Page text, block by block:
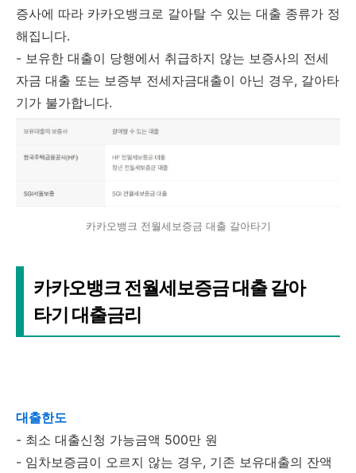
증사에 따라 카카오뱅크로 갈아탈 수 있는 대출 종류가 정
해집니다.
- 보유한 대출이 당행에서 취급하지 않는 보증사의 전세
자금 대출 또는 보증부 전세자금대출이 아닌 경우, 갈아타
기가 불가합니다.
카카오뱅크 전월세보증금 대출 갈아타기
카카오뱅크 전월세보증금 대출 갈아
타기 대출금리
대출한도
- 최소 대출신청 가능금액 500만 원
- 임차보증금이 오르지 않는 경우, 기존 보유대출의 잔액